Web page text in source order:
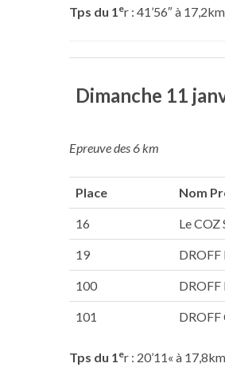
Tps du 1 er : 41’56″ à
Dimanche 11
Epreuve des 6 km
Place Nom
16 Le COZ
19 DROFF
100 DROFF
101 DROFF
Tps du 1 er : 20’11« à